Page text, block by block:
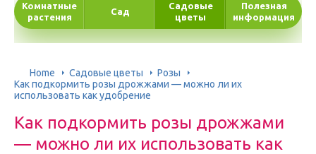
Комнатные
растения
Сад
Садовые
цветы
Полезная
информация
Home Садовые цветы
Розы
Как подкормить розы дрожжами — можно ли их
использовать как удобрение
Как подкормить розы дрожжами
— можно ли их использовать как